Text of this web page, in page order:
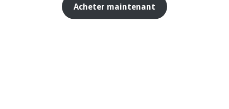
Acheter maintenant